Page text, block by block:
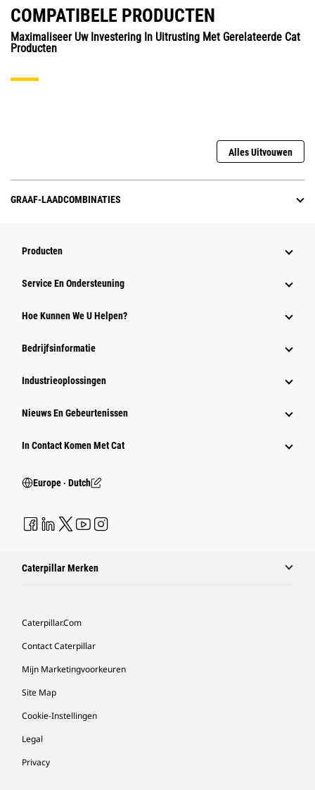
COMPATIBELE PRODUCTEN
Maximaliseer Uw Investering In Uitrusting Met Gerelateerde Cat
Producten
Alles Uitvouwen
GRAAF-LAADCOMBINATIES
Producten
Service En Ondersteuning
Hoe Kunnen We U Helpen?
Bedrijfsinformatie
Industrieoplossingen
Nieuws En Gebeurtenissen
In Contact Komen Met Cat
Europe ‧ Dutch
Caterpillar Merken
Caterpillar.com
Contact Caterpillar
Mijn Marketingvoorkeuren
Site Map
Cookie-Instellingen
Legal
Privacy